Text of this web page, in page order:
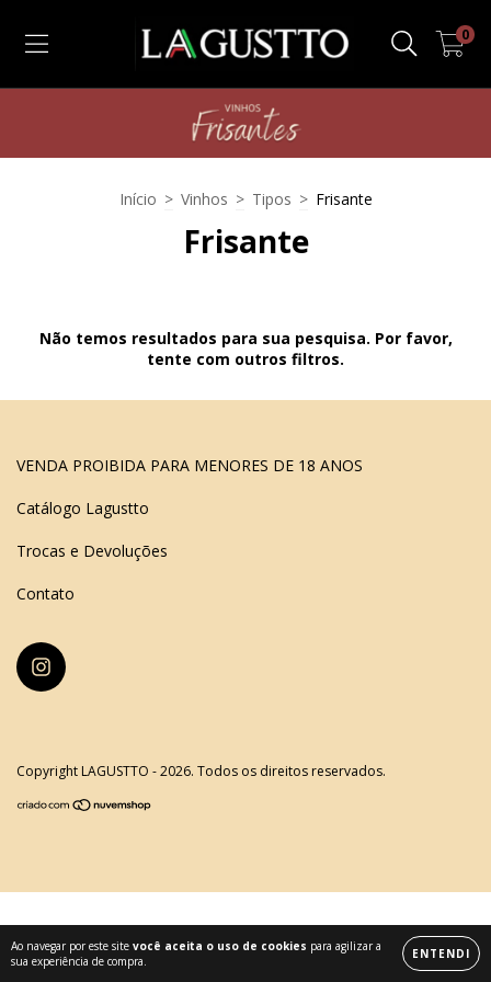
0
Ao navegar por este site você aceita o uso de cookies para agilizar a
sua experiência de compra.
ENTENDI
Início > Vinhos > Tipos > Frisante
Frisante
Não temos resultados para sua pesquisa. Por favor,
tente com outros filtros.
VENDA PROIBIDA PARA MENORES DE 18 ANOS
Catálogo Lagustto
Trocas e Devoluções
Contato
Copyright LAGUSTTO - 2026. Todos os direitos reservados.